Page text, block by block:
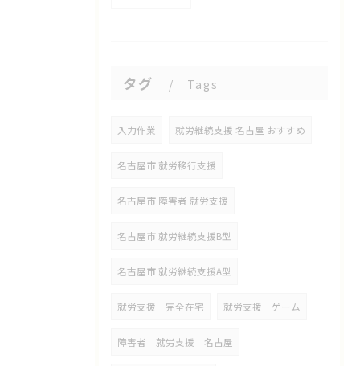
タグ Tags
入力作業 就労継続支援 名古屋 おすすめ
名古屋市 就労移行支援
名古屋市 障害者 就労支援
名古屋市 就労継続支援B型
名古屋市 就労継続支援A型
就労支援 完全在宅 就労支援 ゲーム
障害者 就労支援 名古屋